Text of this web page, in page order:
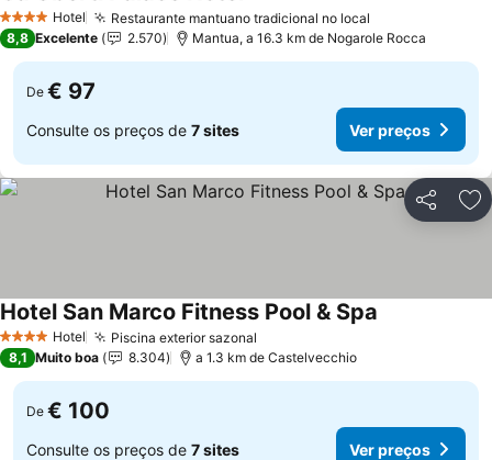
4 EstrelasHotel Restaurante mantuano tradicional no local
8,8 Excelente 2.570 Mantua, a 16.3 km de Nogarole Rocca
De € 97
Consulte os preços de 7 sites Ver preços
Partilhar
4 EstrelasHotel Piscina exterior sazonal
Hotel San Marco Fitness Pool & Spa
8,1 Muito boa 8.304 a 1.3 km de Castelvecchio
De € 100
Consulte os preços de 7 sites Ver preços